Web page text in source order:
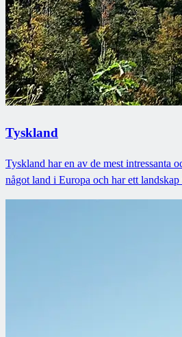
Tyskland
Tyskland har en av de mest intressanta
något land i Europa och har ett landskap